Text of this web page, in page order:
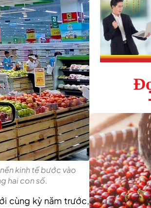
kinh tế bước vào
hai con số.
cùng kỳ năm trước,